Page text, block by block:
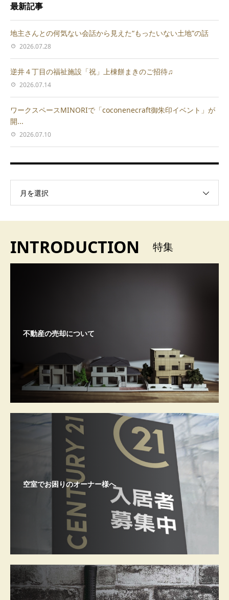
最新記事
地主さんとの何気ない会話から見えた“もったいない土地”の話
2026.07.28
逆井４丁目の福祉施設「祝」上棟餅まきのご招待♫
2026.07.14
ワークスペースMINORIで「coconenecraft御朱印イベント」が
開...
2026.07.10
月を選択
INTRODUCTION 特集
不動産の売却について
空室でお困りのオーナー様へ